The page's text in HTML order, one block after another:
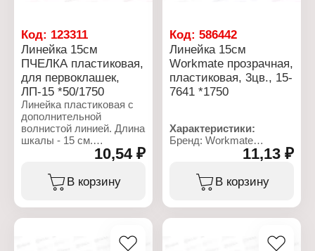
Код: 123311
Линейка 15см
ПЧЕЛКА пластиковая,
для первоклашек,
ЛП-15 *50/1750
Линейка пластиковая с
дополнительной
волнистой линией. Длина
шкалы - 15 см.
Бренд: ПЧЕЛКА
Артикул: ЛП-15
Материал: пластиковая
10,54 ₽
В корзину
Код:586442
Линейка 15см
Workmate прозрачная,
пластиковая, 3цв., 15-
7641 *1750
Характеристики:
Бренд: Workmate
Артикул: 15-7641
Тип товара: Линейка
Длина разметки: 15 см
Материал: пластик
11,13 ₽
В корзину